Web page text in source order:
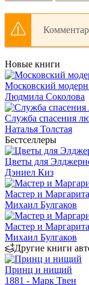
Новые книги
Московский
Людмила Соколова
Служба спасения
Наталья Толстая
Бестселлеры
Цветы для
Дэниел Киз
Мастер и Маргарита
Михаил Булгаков
Мастер и
Михаил Булгаков
Другие книги
Принц и нищий
1881 - Марк Твен